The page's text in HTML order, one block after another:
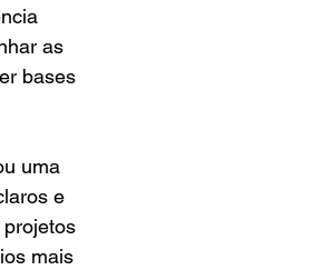
as
bases
uma
e
mais